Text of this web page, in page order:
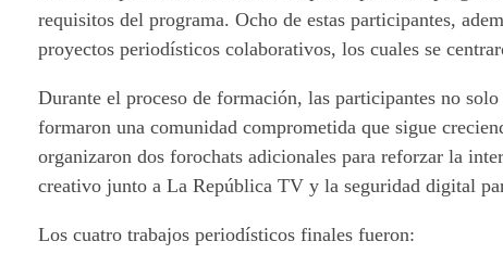
requisitos del programa. Ocho de estas participantes,
proyectos periodísticos colaborativos, los cuales se
Durante el proceso de formación, las participantes no
formaron una comunidad comprometida que sigue
organizaron dos forochats adicionales para reforzar la
creativo junto a La República TV y la seguridad digital
Los cuatro trabajos periodísticos finales fueron: